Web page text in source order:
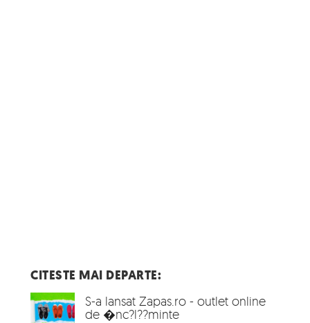
CITESTE MAI DEPARTE:
S-a lansat Zapas.ro - outlet online
de �nc?l??minte